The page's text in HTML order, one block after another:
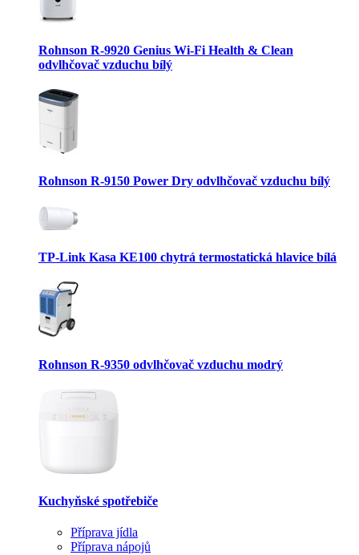
Rohnson R-9920 Genius Wi-Fi Health & Clean
odvlhčovač vzduchu bílý
Rohnson R-9150 Power Dry odvlhčovač vzduchu bílý
TP-Link Kasa KE100 chytrá termostatická hlavice bílá
Rohnson R-9350 odvlhčovač vzduchu modrý
Kuchyňské spotřebiče
Příprava jídla
Příprava nápojů